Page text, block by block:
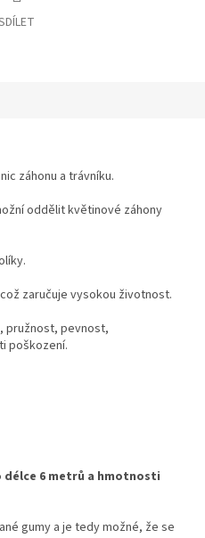
záhonu a trávníku.
oddělit květinové záhony
zaručuje vysokou životnost.
pružnost, pevnost,
poškození.
délce 6 metrů a hmotnosti
gumy a je tedy možné, že se